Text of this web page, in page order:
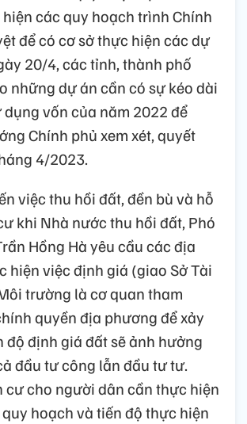
các quy hoạch trình Chính
để có cơ sở thực hiện các dự
20/4, các tỉnh, thành phố
những dự án cần có sự kéo dài
dụng vốn của năm 2022 để
Chính phủ xem xét, quyết
4/2023.
việc thu hồi đất, đền bù và hỗ
khi Nhà nước thu hồi đất, Phó
Hồng Hà yêu cầu các địa
hiện việc định giá (giao Sở Tài
trường là cơ quan tham
quyền địa phương để xảy
độ định giá đất sẽ ảnh hưởng
đầu tư công lẫn đầu tư tư.
cư cho người dân cần thực hiện
hoạch và tiến độ thực hiện